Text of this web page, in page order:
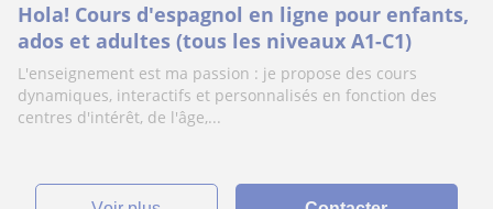
Hola! Cours d'espagnol en ligne pour enfants,
ados et adultes (tous les niveaux A1-C1)
L'enseignement est ma passion : je propose des cours
dynamiques, interactifs et personnalisés en fonction des
centres d'intérêt, de l'âge,...